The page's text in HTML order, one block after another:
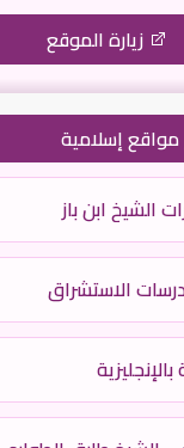
زيارة الموقع
إسلامية
الشيخ ابن باز
الاستشراق